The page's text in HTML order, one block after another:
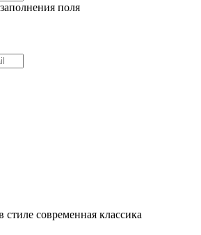
поля
стиле современная классика